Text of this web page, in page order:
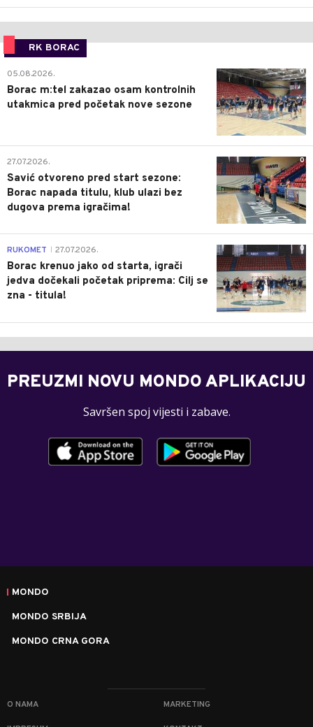
RK BORAC
0
05.08.2026.
Borac m:tel zakazao osam kontrolnih
utakmica pred početak nove sezone
0
27.07.2026.
Savić otvoreno pred start sezone:
Borac napada titulu, klub ulazi bez
dugova prema igračima!
0
RUKOMET 27.07.2026.
Borac krenuo jako od starta, igrači
jedva dočekali početak priprema: Cilj se
zna - titula!
PREUZMI NOVU MONDO APLIKACIJU
Savršen spoj vijesti i zabave.
MONDO
MONDO SRBIJA
MONDO CRNA GORA
O NAMA MARKETING